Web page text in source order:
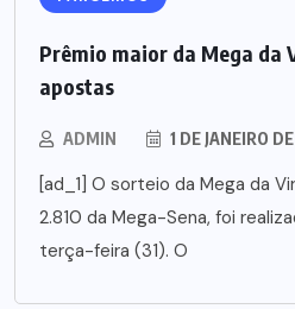
Prêmio maior da Mega da
apostas
ADMIN 1 DE JANEIRO
[ad_1] O sorteio da Mega da
2.810 da Mega-Sena, foi
terça-feira (31). O